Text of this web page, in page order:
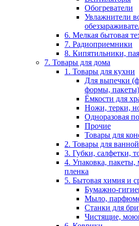
Обогреватели
Увлажнители
6. Мелкая бытовая
7. Радиоприемники
8. Кипятильники,
7. Товары для дома
1. Товары для кухни
Для выпечки
формы, пакеты)
Ёмкости для
Ножи, терки,
Одноразовая
Прочие
Товары для
2. Товары для
3. Губки, салфетки,
4. Упаковка,
пленка
5. Бытовая химия и
Бумажно-
Мыло,
Станки для
Чистящие,